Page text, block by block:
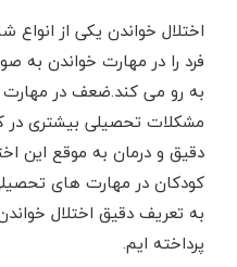
اختلال خواندن یکی از انواع
فرد را در مهارت خواندن به
به رو می کند.ضعف در مهارت
مشکلات تحصیلی بیشتری
دقیق و درمان به موقع این
کودکان در مهارت های
به تعریف دقیق اختلال
پرداخته ایم.